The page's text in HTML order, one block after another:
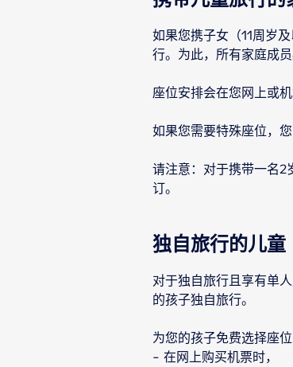
如果您携子女（11周岁
行。为此，所有家庭成
座位安排会在您网上或
如果您需要特殊座位，
请注意：对于携带一名2
订。
独自旅行的儿童
对于独自旅行且享有单
的孩子独自旅行。
为您的孩子免费选择座位
- 在网上购买机票时，